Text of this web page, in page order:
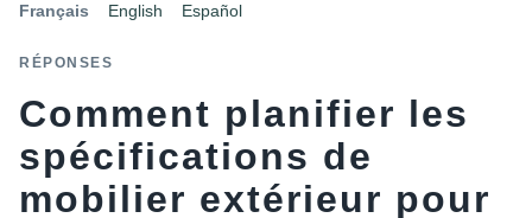
Français English Español
RÉPONSES
Comment planifier les
spécifications de
mobilier extérieur pour